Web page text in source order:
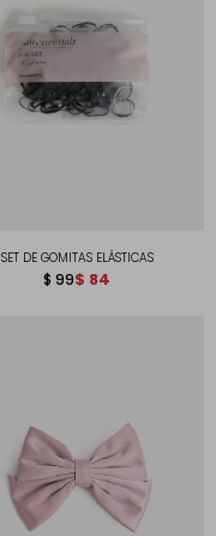
SET DE GOMITAS ELÁSTICAS
$ 99$ 84